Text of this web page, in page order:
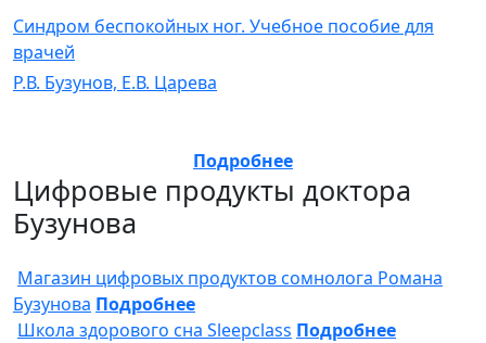
Синдром беспокойных ног. Учебное пособие для
врачей
Р.В. Бузунов, Е.В. Царева
Подробнее
Цифровые продукты доктора
Бузунова
Магазин цифровых продуктов сомнолога Романа
Бузунова Подробнее
Школа здорового сна Sleepclass Подробнее